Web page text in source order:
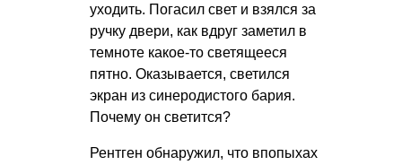
уходить. Погасил свет и взялся за
ручку двери, как вдруг заметил в
темноте какое-то светящееся
пятно. Оказывается, светился
экран из синеродистого бария.
Почему он светится?
Рентген обнаружил, что впопыхах